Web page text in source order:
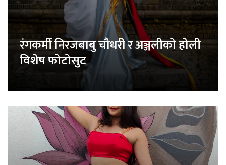
रंगकर्मी निरजबाबु चौधरी र अञ्जलीको होली
विशेष फोटोसुट